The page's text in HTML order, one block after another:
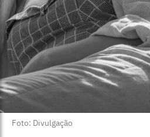
Foto: Divulgação